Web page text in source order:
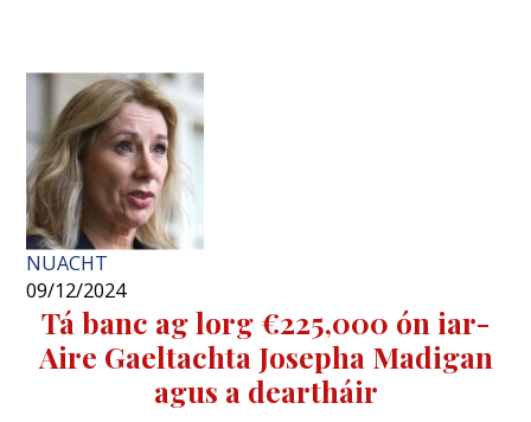
NUACHT
09/12/2024
Tá banc ag lorg €225,000 ón iar-
Aire Gaeltachta Josepha Madigan
agus a deartháir